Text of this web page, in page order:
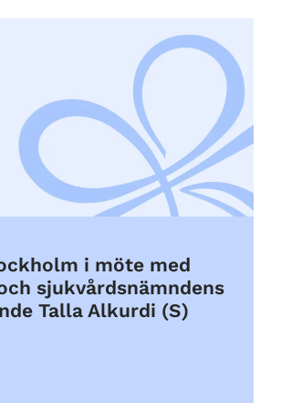
i möte med
sjukvårdsnämndens
Talla Alkurdi (S)